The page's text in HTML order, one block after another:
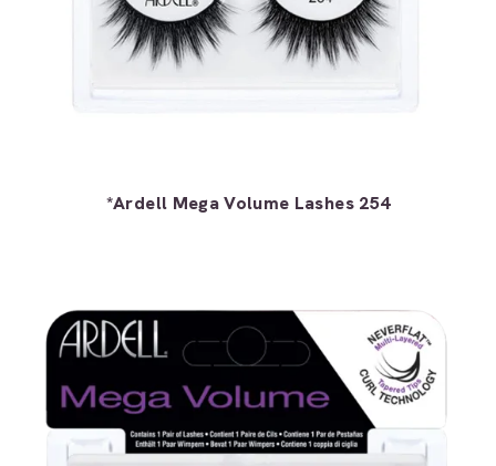
*Ardell Mega Volume Lashes 254